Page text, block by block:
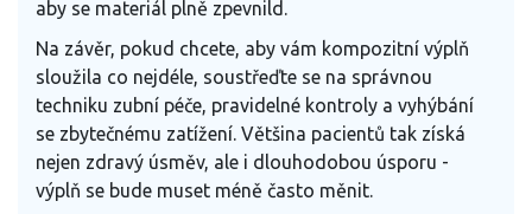
aby se materiál plně zpevnild.
Na závěr, pokud chcete, aby vám kompozitní výplň
sloužila co nejdéle, soustřeďte se na správnou
techniku zubní péče, pravidelné kontroly a vyhýbání
se zbytečnému zatížení. Většina pacientů tak získá
nejen zdravý úsměv, ale i dlouhodobou úsporu -
výplň se bude muset méně často měnit.